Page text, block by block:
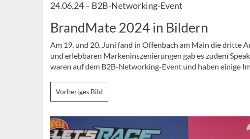
24.06.24 – B2B-Networking-Event
BrandMate 2024 in Bildern
Am 19. und 20. Juni fand in Offenbach am Main die dritte
und erlebbaren Markeninszenierungen gab es zudem
waren auf dem B2B-Networking-Event und haben einige
Vorheriges Bild